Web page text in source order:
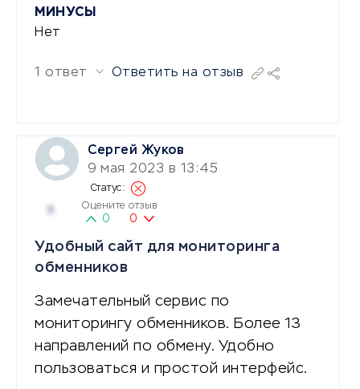
МИНУСЫ
Нет
1 ответ Ответить на отзыв
Сергей Жуков
9 мая 2023 в 13:45
Оцените отзыв
0 0
Удобный сайт для мониторинга
обменников
Замечательный сервис по
мониторингу обменников. Более 13
направлений по обмену. Удобно
пользоваться и простой интерфейс.